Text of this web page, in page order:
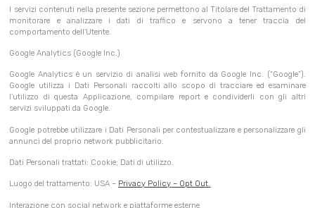
I servizi contenuti nella presente sezione permettono al Titolare del Trattamento di
monitorare e analizzare i dati di traffico e servono a tener traccia del
comportamento dell’Utente.
Google Analytics (Google Inc.)
Google Analytics è un servizio di analisi web fornito da Google Inc. (“Google”).
Google utilizza i Dati Personali raccolti allo scopo di tracciare ed esaminare
l’utilizzo di questa Applicazione, compilare report e condividerli con gli altri
servizi sviluppati da Google.
Google potrebbe utilizzare i Dati Personali per contestualizzare e personalizzare gli
annunci del proprio network pubblicitario.
Dati Personali trattati: Cookie; Dati di utilizzo.
Luogo del trattamento: USA – Privacy Policy – Opt Out.
Interazione con social network e piattaforme esterne